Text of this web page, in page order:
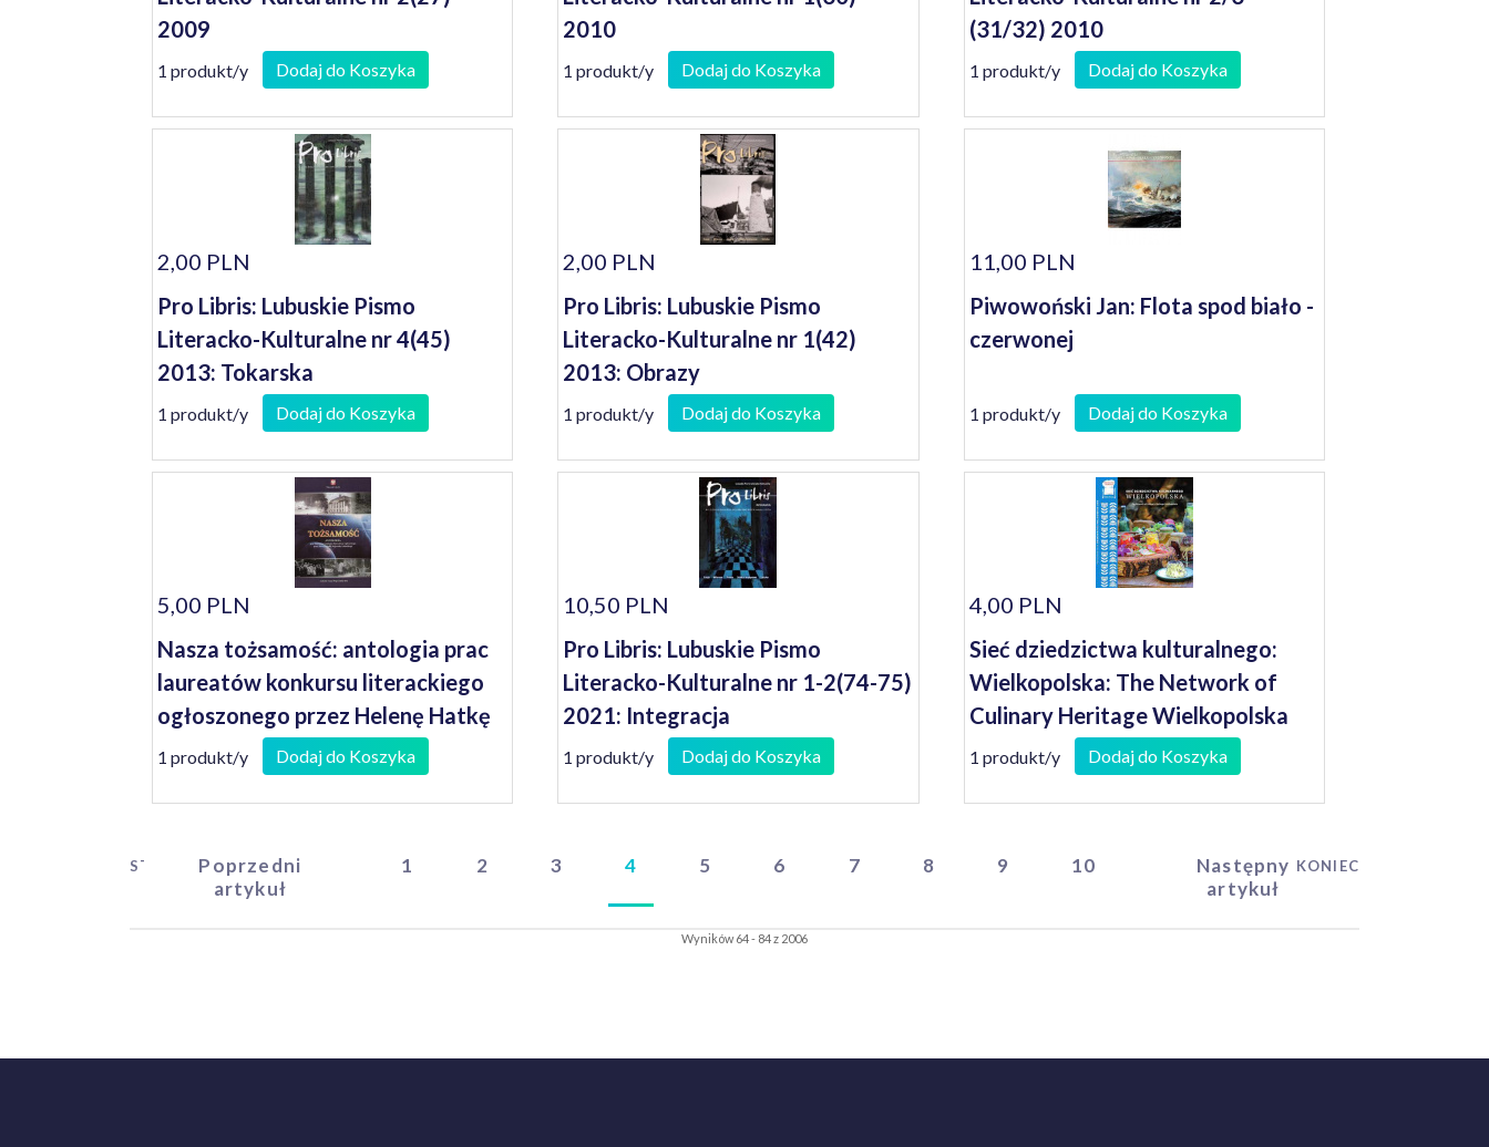
2009
1 produkt/y Dodaj do Koszyka
2010
1 produkt/y Dodaj do Koszyka
(31/32) 2010
1 produkt/y Dodaj do Koszyka
2,00 PLN
Pro Libris: Lubuskie Pismo
Literacko-Kulturalne nr 4(45)
2013: Tokarska
1 produkt/y Dodaj do Koszyka
2,00 PLN
Pro Libris: Lubuskie Pismo
Literacko-Kulturalne nr 1(42)
2013: Obrazy
1 produkt/y Dodaj do Koszyka
11,00 PLN
Piwowoński Jan: Flota spod biało -
czerwonej
1 produkt/y Dodaj do Koszyka
5,00 PLN
Nasza tożsamość: antologia prac
laureatów konkursu literackiego
ogłoszonego przez Helenę Hatkę
Wojewodę Lubuskiego
1 produkt/y Dodaj do Koszyka
10,50 PLN
Pro Libris: Lubuskie Pismo
Literacko-Kulturalne nr 1-2(74-75)
2021: Integracja
1 produkt/y Dodaj do Koszyka
4,00 PLN
Sieć dziedzictwa kulturalnego:
Wielkopolska: The Network of
Culinary Heritage Wielkopolska
1 produkt/y Dodaj do Koszyka
START
Poprzedni
artykuł
1 2 3 4 5 6 7 8 9 10
Następny
artykuł
KONIEC
Wyników 64 - 84 z 2006